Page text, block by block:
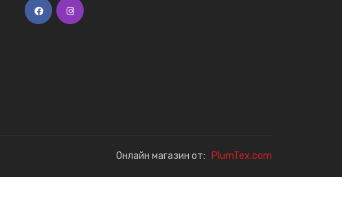
Онлайн магазин от: PlumTex.com